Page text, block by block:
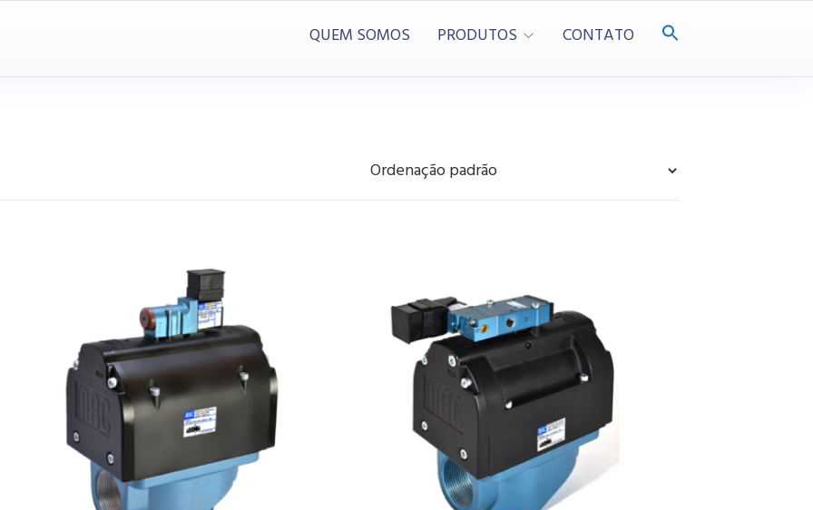
QUEM SOMOS PRODUTOS CONTATO